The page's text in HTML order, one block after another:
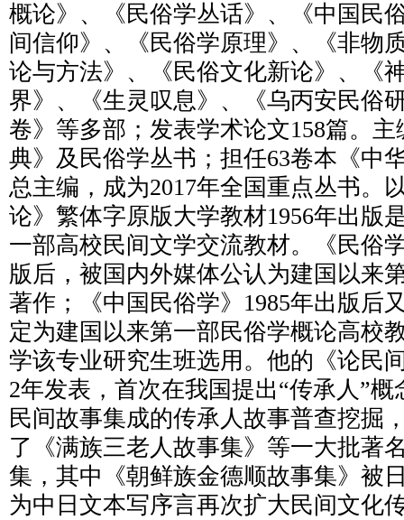
概论》、《民俗学丛话》、《中国民
间信仰》、《民俗学原理》、《非物
论与方法》、《民俗文化新论》、《
界》、《生灵叹息》、《乌丙安民俗
卷》等多部；发表学术论文158篇。
典》及民俗学丛书；担任63卷本《中
总主编，成为2017年全国重点丛书。
论》繁体字原版大学教材1956年出版
一部高校民间文学交流教材。《民俗
版后，被国内外媒体公认为建国以来
著作；《中国民俗学》1985年出版后
定为建国以来第一部民俗学概论高校
学该专业研究生班选用。他的《论民
2年发表，首次在我国提出“传承人”
民间故事集成的传承人故事普查挖掘
了《满族三老人故事集》等一大批著
集，其中《朝鲜族金德顺故事集》被
为中日文本写序言再次扩大民间文化